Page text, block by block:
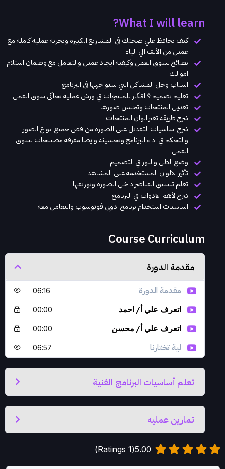
What I will learn?
اساسيات استخدام برنامج ادوبي فوتوشوب والتعامل معه
شرح لأهم الادوات في البرنامج
تعلم تنسيق العناصر داخل الصوره وتوزيعها
تأثير الالوان المستخدمه علي المشاهد
وضع الظل والنور في التصميم
شرح اساسيات التعديل علي الصوره من قص جميع انواع الصور
والتحكم في اداء البرنامج وتحسينه وايضا معرفه مصتلحات لسوق
العمل
شرح طريقه تغير الوان المنتجات
تعديل المنتجات وتحسن صورها
تعليم تصميم 9 افكار للمنتجات في ورش عمليه تحاكي سوق العمل
اسباب وحل المشاكل التي ستواجهها في البرنامج
نصائح لسوق العمل وكيفيه ايجاد عميل والتعامل مع وضمان استلام
اموالك
كيف تحافظ علي صحتك في المشاريع الكبيره وتجربه عمليه كامله مع
عميل من الألف الي الياء
Course Curriculum
مقدمة الدورة
مقدمة الدورة 06:16
اتعرف علي أ/ احمد 00:00
اتعرف علي أ/ محسن 00:00
لية تختارنا 06:57
تعلم أساسيات البرنامج الفنية
تمارين عمليه
5.00(1 Ratings)